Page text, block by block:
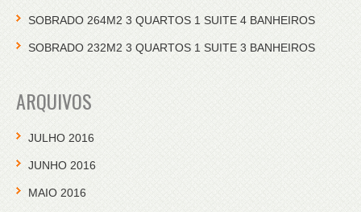
SOBRADO 264M2 3 QUARTOS 1 SUITE 4 BANHEIROS
SOBRADO 232M2 3 QUARTOS 1 SUITE 3 BANHEIROS
ARQUIVOS
JULHO 2016
JUNHO 2016
MAIO 2016